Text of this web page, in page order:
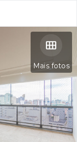
Mais fotos